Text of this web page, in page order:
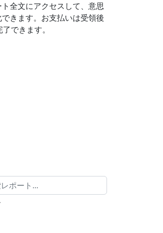
全文にアクセスして、意思
きます。お支払いは受領後
できます。